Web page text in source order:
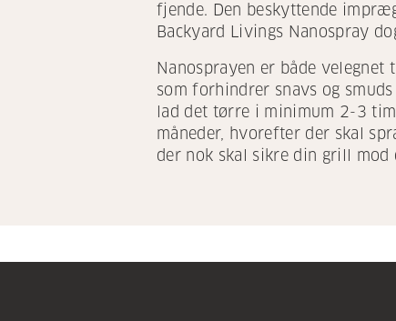
fjende. Den beskyttende
Backyard Livings Nanospray
Nanosprayen er både
som forhindrer snavs og
lad det tørre i minimum 2-3
måneder, hvorefter der skal
der nok skal sikre din grill mod